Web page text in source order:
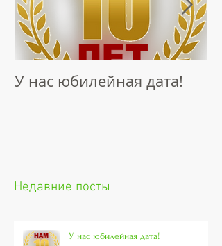
У нас юбилейная дата!
Недавние посты
У нас юбилейная дата!